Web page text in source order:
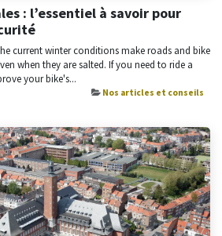
: l’essentiel à savoir pour
current winter conditions make roads and bike
when they are salted. If you need to ride a
your bike's...
Nos articles et conseils